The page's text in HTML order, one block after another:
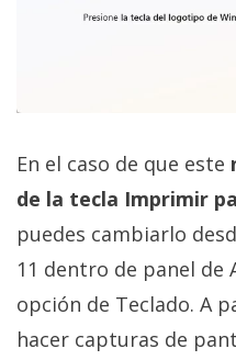
En el caso de que este
de la tecla Imprimir
puedes cambiarlo
11 dentro de panel de
opción de Teclado. A
hacer capturas de